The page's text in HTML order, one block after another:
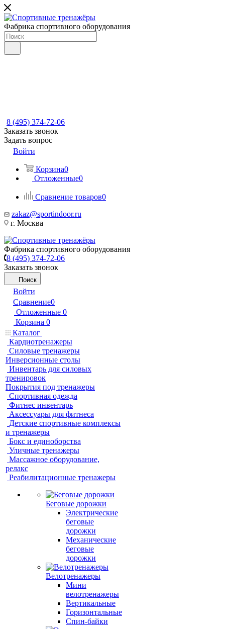
Фабрика спортивного оборудования
8 (495) 374-72-06
Заказать звонок
Задать вопрос
Войти
Корзина0
Отложенные0
Сравнение товаров0
zakaz@sportindoor.ru
г. Москва
Фабрика спортивного оборудования
8 (495) 374-72-06
Заказать звонок
Поиск
Войти
Сравнение0
Отложенные 0
Корзина 0
Каталог
Кардиотренажеры
Силовые тренажеры
Инверсионные столы
Инвентарь для силовых
тренировок
Покрытия под тренажеры
Спортивная одежда
Фитнес инвентарь
Аксессуары для фитнеса
Детские спортивные комплексы
и тренажеры
Бокс и единоборства
Уличные тренажеры
Массажное оборудование,
релакс
Реабилитационные тренажеры
Беговые дорожки
Электрические
беговые
дорожки
Механические
беговые
дорожки
Велотренажеры
Мини
велотренажеры
Вертикальные
Горизонтальные
Спин-байки